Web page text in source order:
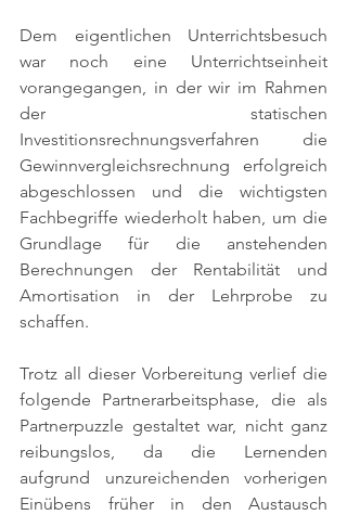
Dem eigentlichen Unterrichtsbesuch
war noch eine Unterrichtseinheit
vorangegangen, in der wir im Rahmen
der statischen
Investitionsrechnungsverfahren die
Gewinnvergleichsrechnung erfolgreich
abgeschlossen und die wichtigsten
Fachbegriffe wiederholt haben, um die
Grundlage für die anstehenden
Berechnungen der Rentabilität und
Amortisation in der Lehrprobe zu
schaffen.
Trotz all dieser Vorbereitung verlief die
folgende Partnerarbeitsphase, die als
Partnerpuzzle gestaltet war, nicht ganz
reibungslos, da die Lernenden
aufgrund unzureichenden vorherigen
Einübens früher in den Austausch